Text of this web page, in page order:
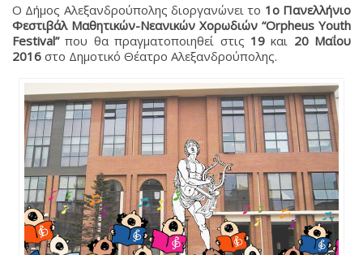
Ο Δήμος Αλεξανδρούπολης διοργανώνει το 1ο Πανελλήνιο
Φεστιβάλ Μαθητικών-Νεανικών Χορωδιών “Orpheus Youth
Festival”που θα πραγματοποιηθεί στις 19και 20 Μαΐου
2016 στο Δημοτικό Θέατρο Αλεξανδρούπολης.